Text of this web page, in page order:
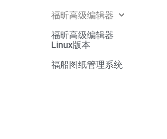
福昕高级编辑器
福昕高级编辑器
Linux版本
福船图纸管理系统